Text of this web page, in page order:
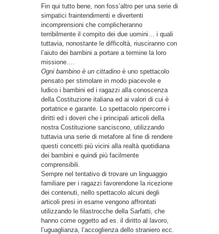
Fin qui tutto bene, non foss’altro per una serie di
simpatici fraintendimenti e divertenti
incomprensioni che complicheranno
terribilmente il compito dei due uomini… i quali
tuttavia, nonostante le difficoltà, riusciranno con
l’aiuto dei bambini a portare a termine la loro
missione….
Ogni bambino è un cittadino è uno spettacolo
pensato per stimolare in modo piacevole e
ludico i bambini ed i ragazzi alla conoscenza
della Costituzione italiana ed ai valori di cui è
portatrice e garante. Lo spettacolo ripercorre i
diritti ed i doveri che i principali articoli della
nostra Costituzione sanciscono, utilizzando
tuttavia una serie di metafore al fine di rendere
questi concetti più vicini alla realtà quotidiana
dei bambini e quindi più facilmente
comprensibili.
Sempre nel tentativo di trovare un linguaggio
familiare per i ragazzi favorendone la ricezione
dei contenuti, nello spettacolo alcuni degli
articoli presi in esame vengono affrontati
utilizzando le filastrocche della Sarfatti, che
hanno come oggetto ad es. il diritto al lavoro,
l’uguaglianza, l’accoglienza dello straniero ecc.